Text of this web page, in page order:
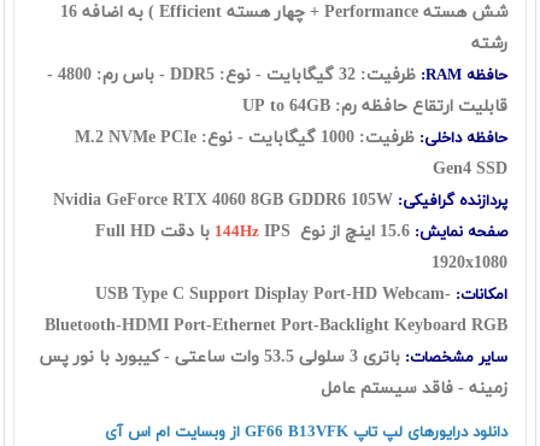
شش هسته Performance + چهار هسته Efficient ) به اضافه 16
رشته
حافظه RAM:
ظرفیت: 32 گیگابایت - نوع: DDR5 - باس رم: 4800 -
قابلیت ارتقاع حافظه رم: UP to 64GB
حافظه داخلی:
ظرفیت: 1000 گیگابایت - نوع: M.2 NVMe PCIe
Gen4 SSD
پردازنده گرافیکی:
صفحه نمایش: 144Hz
IPS با دقت Full HD
1920x1080
امکانات: USB Type C Support Display Port-HD Webcam-
Bluetooth-HDMI Port-Ethernet Port-Backlight Keyboard RGB
سایر مشخصات:
باتری 3 سلولی 53.5 وات ساعتی - کیبورد با نور پس
زمینه - فاقد سیستم عامل
دانلود درایورهای لپ تاپ GF66 B13VFK از وبسایت ام اس آی